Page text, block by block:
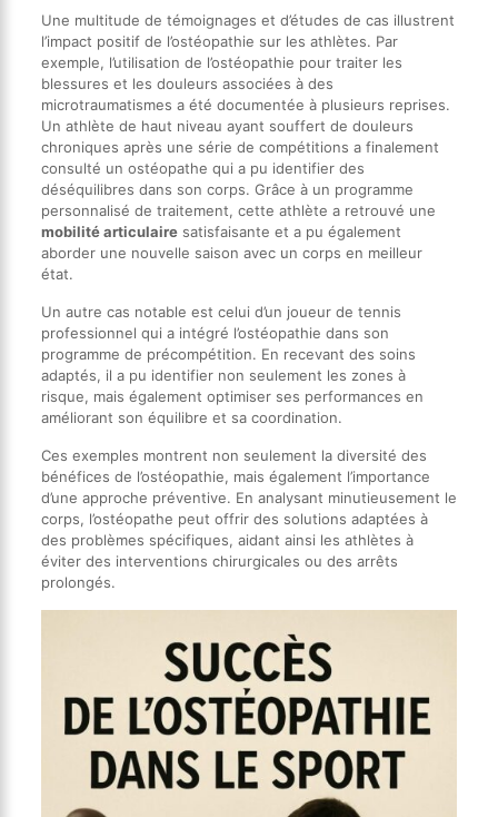
Une multitude de témoignages et d’études de cas illustrent
l’impact positif de l’ostéopathie sur les athlètes. Par
exemple, l’utilisation de l’ostéopathie pour traiter les
blessures et les douleurs associées à des
microtraumatismes a été documentée à plusieurs reprises.
Un athlète de haut niveau ayant souffert de douleurs
chroniques après une série de compétitions a finalement
consulté un ostéopathe qui a pu identifier des
déséquilibres dans son corps. Grâce à un programme
personnalisé de traitement, cette athlète a retrouvé une
mobilité articulairesatisfaisante et a pu également
aborder une nouvelle saison avec un corps en meilleur
état.
Un autre cas notable est celui d’un joueur de tennis
professionnel qui a intégré l’ostéopathie dans son
programme de précompétition. En recevant des soins
adaptés, il a pu identifier non seulement les zones à
risque, mais également optimiser ses performances en
améliorant son équilibre et sa coordination.
Ces exemples montrent non seulement la diversité des
bénéfices de l’ostéopathie, mais également l’importance
d’une approche préventive. En analysant minutieusement le
corps, l’ostéopathe peut offrir des solutions adaptées à
des problèmes spécifiques, aidant ainsi les athlètes à
éviter des interventions chirurgicales ou des arrêts
prolongés.